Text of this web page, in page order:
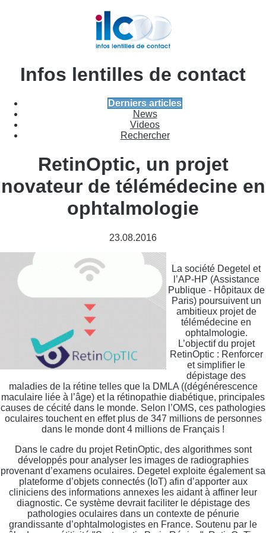
Infos lentilles de contact
Derniers articles
News
Videos
Rechercher
RetinOptic, un projet
novateur de télémédecine en
ophtalmologie
23.08.2016
La société Degetel et
l’AP-HP (Assistance
Publique - Hôpitaux de
Paris) poursuivent un
ambitieux projet de
télémédecine en
ophtalmologie.
L’objectif du projet
RetinOptic : Renforcer
et simplifier le
dépistage des
maladies de la rétine telles que la DMLA ((dégénérescence
maculaire liée à l’âge) et la rétinopathie diabétique, principales
causes de cécité dans le monde. Selon l’OMS, ces pathologies
oculaires touchent en effet plus de 347 millions de personnes
dans le monde dont 4 millions de Français !
Dans le cadre du projet RetinOptic, des algorithmes sont
développés pour analyser les images de radiographies
provenant d’examens oculaires. Degetel exploite également sa
plateforme d’objets connectés (IoT) afin d’apporter aux
cliniciens des informations annexes les aidant à affiner leur
diagnostic. Ce système devrait faciliter le dépistage des
pathologies oculaires dans un contexte de pénurie
grandissante d’ophtalmologistes en France. Soutenu par le